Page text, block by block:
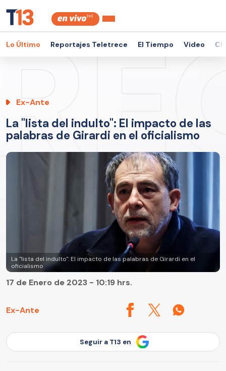
Lo Último Reportajes Teletrece El Tiempo Video
Ex-Ante
La "lista del indulto": El impacto de las
palabras de Girardi en el oficialismo
La "lista del indulto": El impacto de las palabras de Girardi en el
oficialismo
Ex-Ante
17 de Enero de 2023 - 10:19 hrs.
Seguir a T13 en